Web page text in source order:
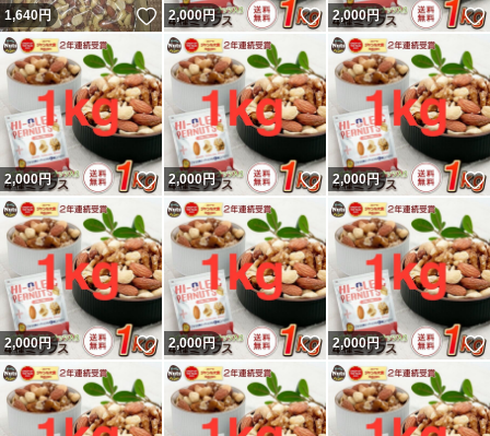
1,640円 いいね！
2,000円 いいね！
2,000円
2,000円 いいね！
2,000円 いいね！
2,000円
2,000円 いいね！
2,000円 いいね！
2,000円